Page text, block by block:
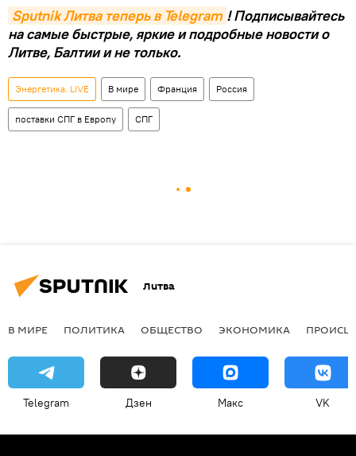
Sputnik Литва теперь в Telegram ! Подписывайтесь
на самые быстрые, яркие и подробные новости о
Литве, Балтии и не только.
Энергетика. LIVE В мире Франция Россия
поставки СПГ в Европу СПГ
Литва
В МИРЕ ПОЛИТИКА ОБЩЕСТВО ЭКОНОМИКА
Telegram Дзен Макс VK